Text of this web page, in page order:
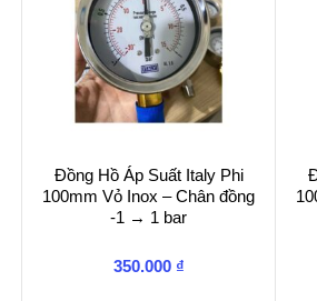
Đồng Hồ Áp Suất Italy Phi
100mm Vỏ Inox – Chân đồng
-1 → 1 bar
350.000 ₫